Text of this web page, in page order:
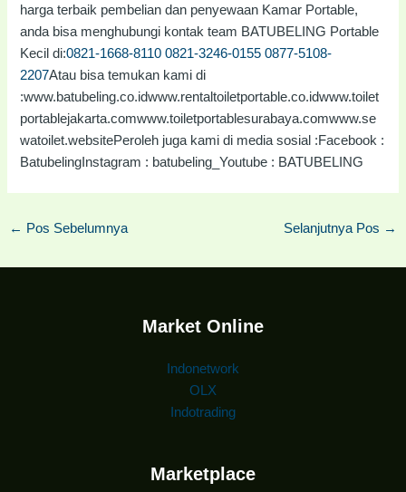
harga terbaik pembelian dan penyewaan Kamar Portable,
anda bisa menghubungi kontak team BATUBELING Portable
Kecil di:0821-1668-8110 0821-3246-0155 0877-5108-
2207Atau bisa temukan kami di
:www.batubeling.co.idwww.rentaltoiletportable.co.idwww.toilet
portablejakarta.comwww.toiletportablesurabaya.comwww.se
watoilet.websitePeroleh juga kami di media sosial :Facebook :
BatubelingInstagram : batubeling_Youtube : BATUBELING
← Pos Sebelumnya Selanjutnya Pos →
Market Online
Indonetwork
OLX
Indotrading
Marketplace